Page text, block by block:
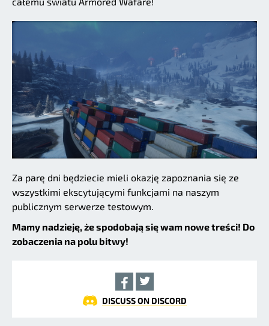
Za parę dni będziecie mieli okazję zapoznania się ze
wszystkimi ekscytującymi funkcjami na naszym
publicznym serwerze testowym.
Mamy nadzieję, że spodobają się wam nowe treści! Do
zobaczenia na polu bitwy!
DISCUSS ON DISCORD